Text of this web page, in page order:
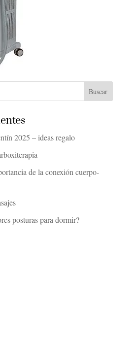
2025 – ideas regalo
de la conexión cuerpo-
posturas para dormir?